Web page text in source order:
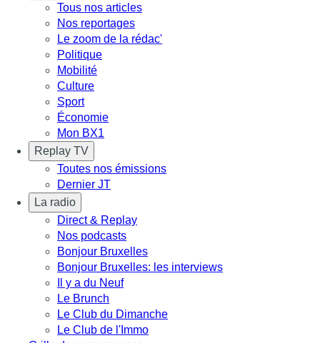
Tous nos articles
Nos reportages
Le zoom de la rédac'
Politique
Mobilité
Culture
Sport
Économie
Mon BX1
Replay TV
Toutes nos émissions
Dernier JT
La radio
Direct & Replay
Nos podcasts
Bonjour Bruxelles
Bonjour Bruxelles: les interviews
Il y a du Neuf
Le Brunch
Le Club du Dimanche
Le Club de l'Immo